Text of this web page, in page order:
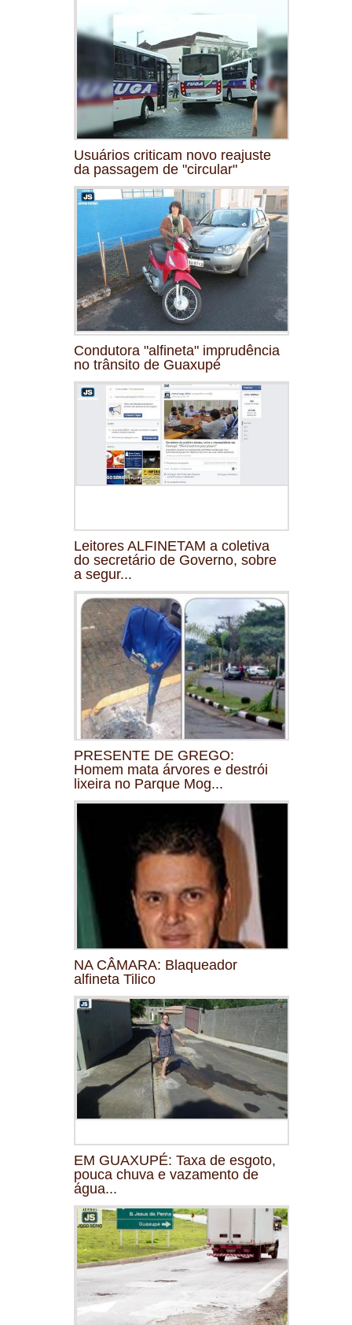
Usuários criticam novo reajuste
da passagem de "circular"
Condutora "alfineta" imprudência
no trânsito de Guaxupé
Leitores ALFINETAM a coletiva
do secretário de Governo, sobre
a segur...
PRESENTE DE GREGO:
Homem mata árvores e destrói
lixeira no Parque Mog...
NA CÂMARA: Blaqueador
alfineta Tilico
EM GUAXUPÉ: Taxa de esgoto,
pouca chuva e vazamento de
água...